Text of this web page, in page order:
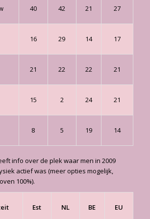
40 42 21 27
16 29 14 17
21 22 22 21
15 2 24 21
8 5 19 14
info over de plek waar men in 2009
actief was (meer opties mogelijk,
100%).
Est NL BE EU